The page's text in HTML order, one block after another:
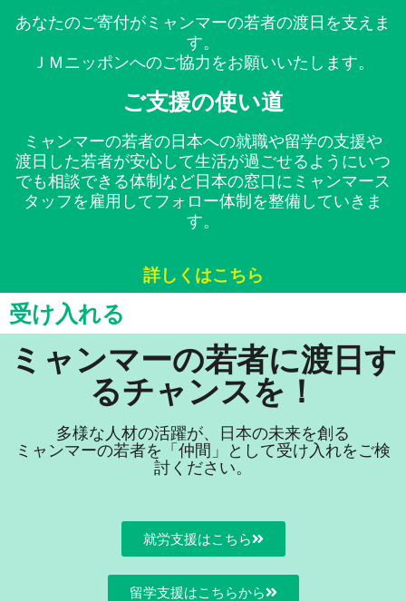
あなたのご寄付がミャンマーの若者の渡日を支えま
す。
ＪＭニッポンへのご協力をお願いいたします。
ご支援の使い道
ミャンマーの若者の日本への就職や留学の支援や
渡日した若者が安心して生活が過ごせるようにいつ
でも相談できる体制など日本の窓口にミャンマース
タッフを雇用してフォロー体制を整備していきま
す。
詳しくはこちら
受け入れる
ミャンマーの若者に渡日す
るチャンスを！
多様な人材の活躍が、日本の未来を創る
ミャンマーの若者を「仲間」として受け入れをご検
討ください。
就労支援はこちら
留学支援はこちらから